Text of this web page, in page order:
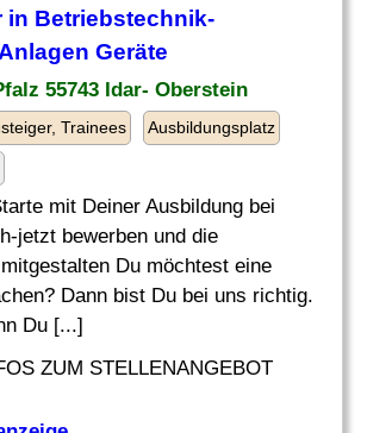
in Betriebstechnik-
Geräte
55743 Idar- Oberstein
Trainees Ausbildungsplatz
mit Deiner Ausbildung bei
jetzt bewerben und die
Du möchtest eine
Dann bist Du bei uns richtig.
Du [...]
ZUM STELLENANGEBOT